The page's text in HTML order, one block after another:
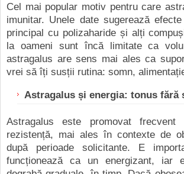
Cel mai popular motiv pentru care
imunitar. Unele date sugerează
principal cu polizaharide și alți
la oameni sunt încă limitate ca
astragalus are sens mai ales ca
vrei să îți susții rutina: somn,
Astragalus și energia: tonus fără
Astragalus este promovat
rezistență, mai ales în contexte de
după perioade solicitante. E
funcționează ca un energizant, iar